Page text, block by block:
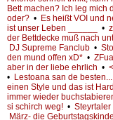
Bett machen? Ich leg mich
oder? • Es heißt VOI und
ist unser Leben ______
•
der Bettdecke muß nach
DJ Supreme Fanclub •
den mund offen xD* •
aber in der liebe ehrlich •
• Lestoana san de
einen Style und das ist
immer wieder
si schirch weg! •
März- die